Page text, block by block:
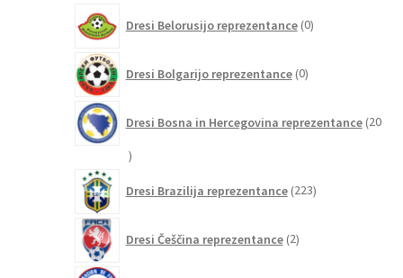
Dresi Belorusijo reprezentance 0izdelkov
Dresi Bolgarijo reprezentance 0izdelkov
Dresi Bosna in Hercegovina reprezentance 20
20
Dresi Brazilija reprezentance 223izdelkov
Dresi Češčina reprezentance 2izdelka